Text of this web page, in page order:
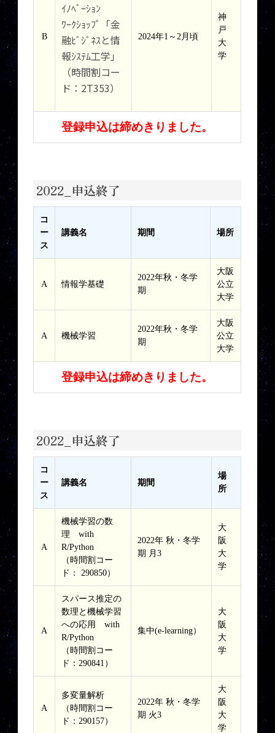
B
ｲﾉﾍﾞｰｼｮﾝ
ﾜｰｸｼｮｯﾌﾟ「金
融ﾋﾞｼﾞﾈｽと情
報ｼｽﾃﾑ工学」
（時間割コー
ド：2T353）
2024年1～2月頃
神
戸
大
学
登録申込は締めきりました。
2022_申込終了
コ
ー
ス
講義名 期間 場所
A 情報学基礎
2022年秋・冬学
期
大阪
公立
大学
A 機械学習
2022年秋・冬学
期
大阪
公立
大学
登録申込は締めきりました。
2022_申込終了
コ
ー
ス
講義名 期間
場
所
A
機械学習の数
理 with
R/Python
（時間割コー
ド： 290850）
2022年 秋・冬学
期 月3
大
阪
大
学
A
スパース推定の
数理と機械学習
への応用 with
R/Python
（時間割コー
ド：290841）
集中(e-learning）
大
阪
大
学
A
多変量解析
（時間割コー
ド：290157）
2022年 秋・冬学
期 火3
大
阪
大
学